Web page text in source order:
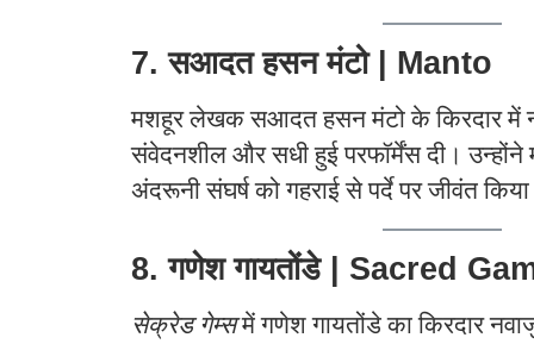
7. सआदत हसन मंटो | Manto
मशहूर लेखक सआदत हसन मंटो के किरदार में
संवेदनशील और सधी हुई परफॉर्मेंस दी। उन्होंने
अंदरूनी संघर्ष को गहराई से पर्दे पर जीवंत
8. गणेश गायतोंडे | Sacred
सेक्रेड गेम्समें गणेश गायतोंडे का किरदार